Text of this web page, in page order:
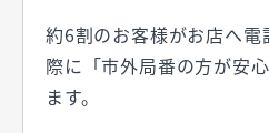
約6割のお客様がお店へ電
際に「市外局番の方が安
ます。